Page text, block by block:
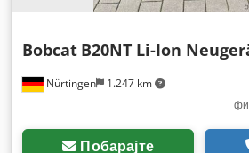
Nürtingen 1.247 km
Bobcat B20NT Li-Ion
Побарајте